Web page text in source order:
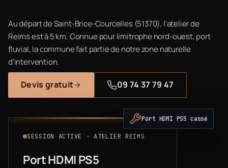
Au départ de Saint-Brice-Courcelles (51370), l'atelier de
Reims est à 5 km. Connue pour limitrophe nord-ouest, port
fluvial, la commune fait partie de notre zone naturelle
d'intervention.
Devis gratuit 09 74 37 79 47
SESSION ACTIVE · ATELIER REIMS
Port HDMI PS5
Port HDMI PS5 cassé